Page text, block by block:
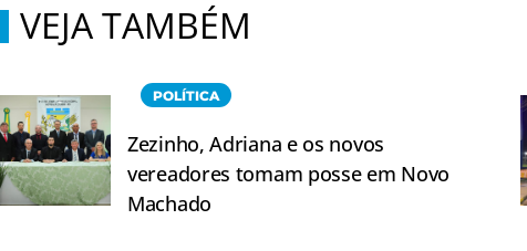
VEJA TAMBÉM
POLÍTICA
Zezinho, Adriana e os novos
vereadores tomam posse em Novo
Machado